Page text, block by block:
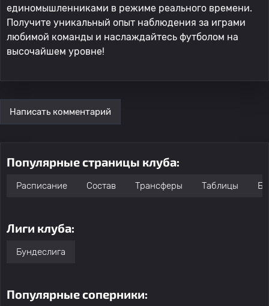
единомышленниками в режиме реального времени.
Получите уникальный опыт наблюдения за играми
любимой команды и наслаждайтесь футболом на
высочайшем уровне!
Написать комментарий
Популярные страницы клуба:
Расписание Состав Трансферы Таблицы
Лиги клуба:
Бундеслига
Популярные соперники: